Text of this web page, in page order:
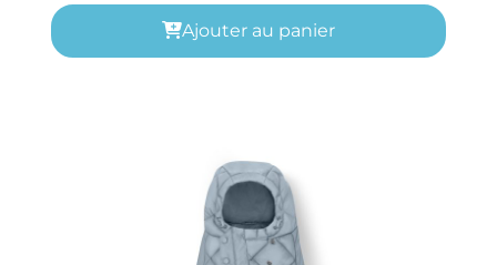
Ajouter au panier